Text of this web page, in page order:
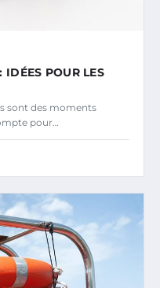
POUR LES
sont des moments
pour…